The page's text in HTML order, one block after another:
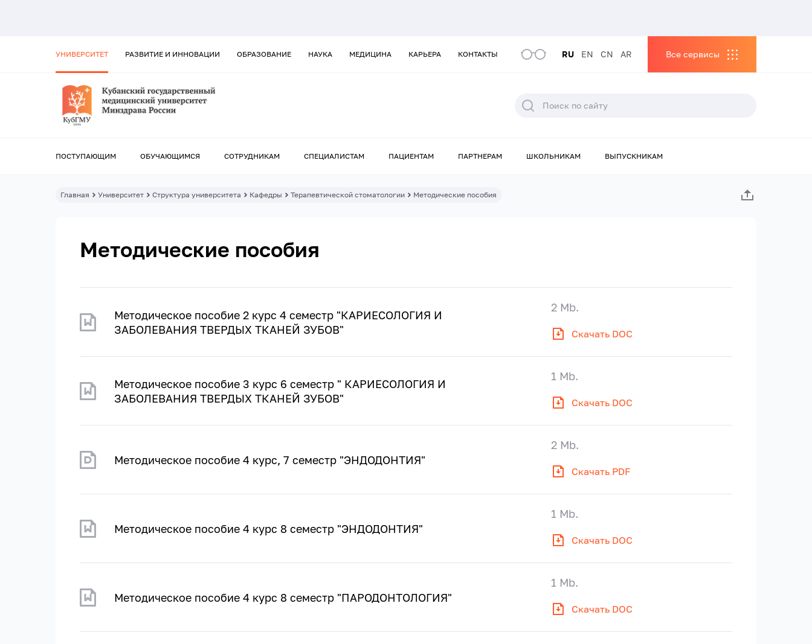
УНИВЕРСИТЕТ РАЗВИТИЕ И ИННОВАЦИИ ОБРАЗОВАНИЕ НАУКА МЕДИЦИНА КАРЬЕРА КОНТАКТЫ RU EN CN AR Все сервисы
ПОСТУПАЮЩИМ ОБУЧАЮЩИМСЯ СОТРУДНИКАМ СПЕЦИАЛИСТАМ ПАЦИЕНТАМ ПАРТНЕРАМ ШКОЛЬНИКАМ ВЫПУСКНИКАМ
Главная Университет Структура университета Кафедры Терапевтической стоматологии Методические пособия
Методические пособия
Методическое пособие 2 курс 4 семестр "КАРИЕСОЛОГИЯ И
ЗАБОЛЕВАНИЯ ТВЕРДЫХ ТКАНЕЙ ЗУБОВ"
Скачать DOC
2 Mb.
Методическое пособие 3 курс 6 семестр " КАРИЕСОЛОГИЯ И
ЗАБОЛЕВАНИЯ ТВЕРДЫХ ТКАНЕЙ ЗУБОВ"
Скачать DOC
1 Mb.
Методическое пособие 4 курс, 7 семестр "ЭНДОДОНТИЯ"
Скачать PDF
2 Mb.
Методическое пособие 4 курс 8 семестр "ЭНДОДОНТИЯ"
Скачать DOC
1 Mb.
Методическое пособие 4 курс 8 семестр "ПАРОДОНТОЛОГИЯ"
Скачать DOC
1 Mb.